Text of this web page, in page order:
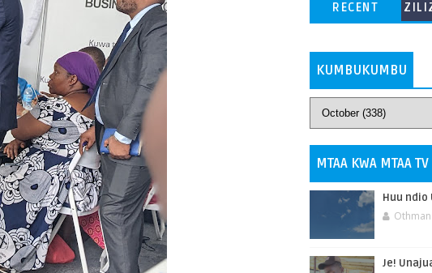
RECENT
KUMBUKUMBU
MTAA KWA MTAA TV
Huu ndio
Je!